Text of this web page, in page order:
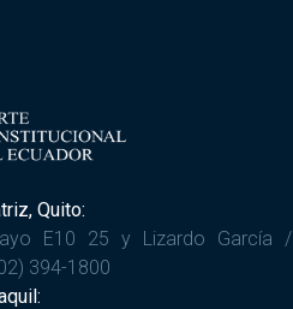
Quito:
E10 25 y Lizardo García /
394-1800